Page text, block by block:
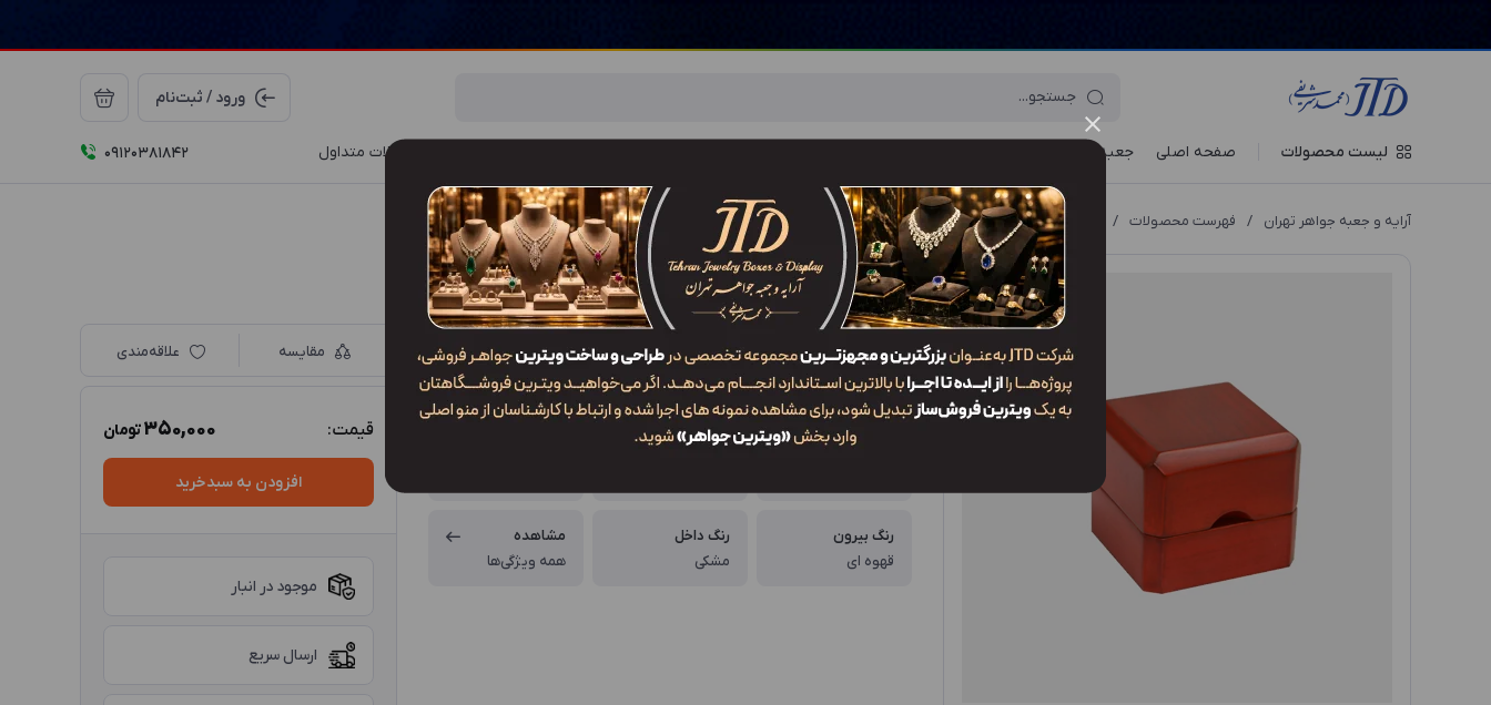
ورود / ثبت‌نام
لیست محصولات صفحه اصلی جعبه‌ ها سوالات متداول 09120381842
آرایه و جعبه جواهر تهران / فهرست محصولات / جعبه انگشتر زوج EO2 EU2
جعبه انگشتر زوج EO2 EU2
ویژگی‌ها
کد محصول
کاربرد
رنگ بیرون
قهوه ای
رنگ داخل
مشکی
مشاهده
همه ویژگی‌ها
مقایسه علاقه‌مندی
قیمت: 350,000تومان
افزودن به سبدخرید
موجود در انبار
ارسال سریع